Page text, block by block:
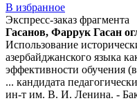
В избранное
Экспресс-заказ фрагмента
Гасанов, Фаррук Гасан
Использование
азербайджанского языка
эффективности обучения
... кандидата
ин-т им. В. И. Ленина. -